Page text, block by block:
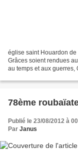
église saint Houardon
Grâces soient rendues
au temps et aux guerres,
78ème
Publié le 23/08/2012 à
Par Janus